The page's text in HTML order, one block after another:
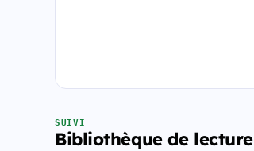
SUIVI
Bibliothèque de lecture